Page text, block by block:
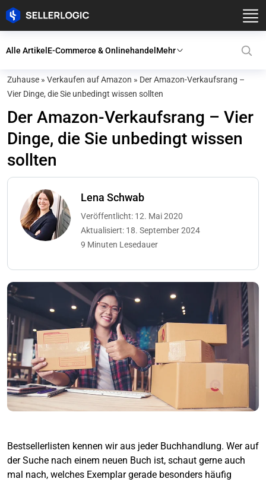
Alle ArtikelE-Commerce & OnlinehandelMehr
Zuhause » Verkaufen auf Amazon » Der Amazon-Verkaufsrang –
Vier Dinge, die Sie unbedingt wissen sollten
Der Amazon-Verkaufsrang – Vier
Dinge, die Sie unbedingt wissen
sollten
Lena Schwab
Veröffentlicht: 12. Mai 2020
Aktualisiert: 18. September 2024
9 Minuten Lesedauer
Bestsellerlisten kennen wir aus jeder Buchhandlung. Wer auf
der Suche nach einem neuen Buch ist, schaut gerne auch
mal nach, welches Exemplar gerade besonders häufig